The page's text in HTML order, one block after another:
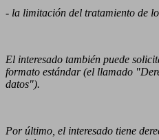
- la limitación del tratamiento de
El interesado también puede
formato estándar (el llamado
datos").
Por último, el interesado tiene